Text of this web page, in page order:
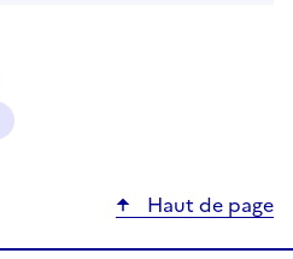
Haut de page